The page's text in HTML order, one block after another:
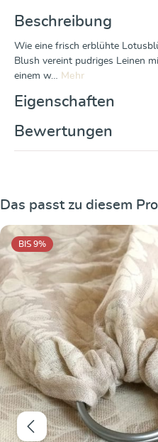
Beschreibung
Wie eine frisch erblühte
Blush vereint pudriges Leinen
einem w… Mehr
Eigenschaften
Bewertungen
Produktgalerie überspringen
Das passt zu diesem
BIS 9%